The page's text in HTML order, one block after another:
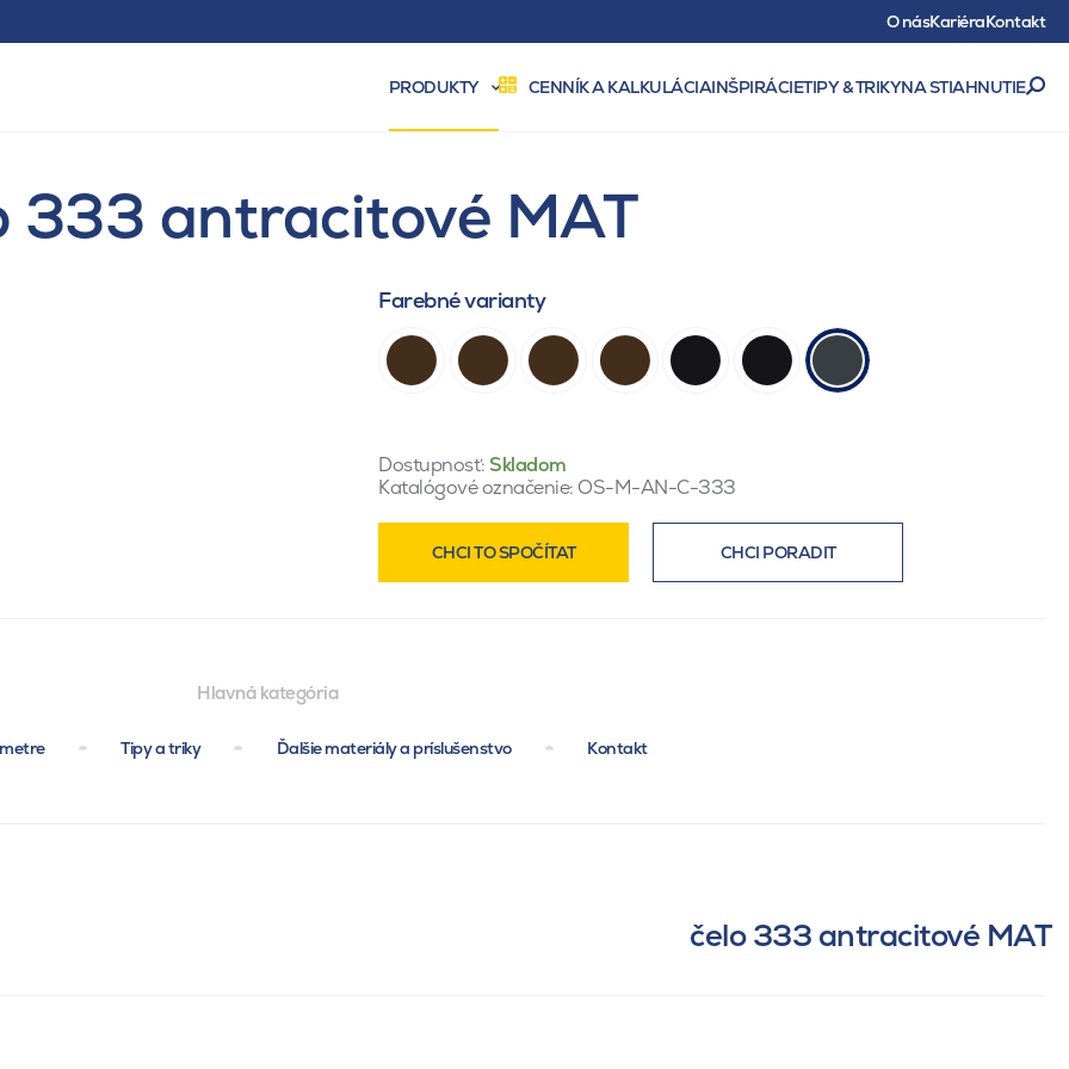
O násKariéraKontakt
PRODUKTY CENNÍK A KALKULÁCIAINŠPIRÁCIETIPY & TRIKYNA STIAHNUTIE
333 antracitové MAT
Farebné varianty
Dostupnosť: Skladom
Katalógové označenie: OS-M-AN-C-333
CHCI TO SPOČÍTAT CHCI PORADIT
Hlavná kategória
Tipy a triky Ďalšie materiály a príslušenstvo Kontakt
čelo 333 antracitové MAT